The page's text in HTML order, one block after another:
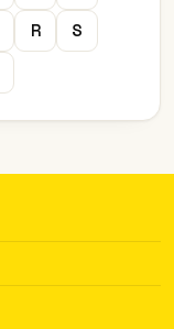
R
S